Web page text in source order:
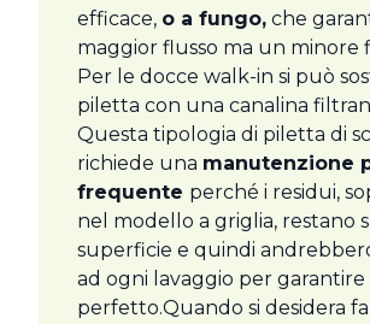
efficace, o a fungo, che
maggior flusso ma un minore
Per le docce walk-in si può
piletta con una canalina
Questa tipologia di piletta di
richiede una manutenzione
frequente perché i residui,
nel modello a griglia, restano
superficie e quindi
ad ogni lavaggio per garantire
perfetto.Quando si desidera